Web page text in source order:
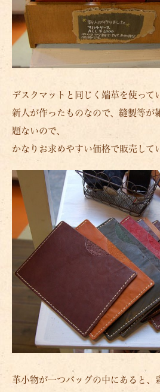
デスクマットと同じく端革を使って
新人が作ったものなので、縫製等が
題ないので、
かなりお求めやすい価格で販売して
革小物が一つバッグの中にあると、